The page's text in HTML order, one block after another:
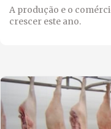
A produção e o
crescer este ano.